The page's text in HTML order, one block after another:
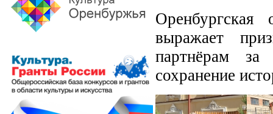
выражает
партнёрам за
сохранение